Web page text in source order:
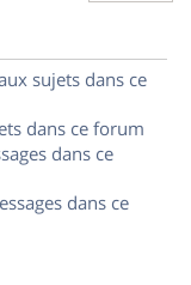
sujets dans ce
dans ce forum
dans ce
dans ce